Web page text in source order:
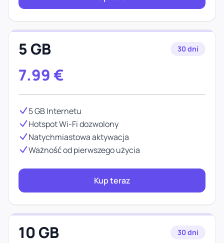
5 GB 30 dni
7.99 €
5 GB Internetu
Hotspot Wi-Fi dozwolony
Natychmiastowa aktywacja
Ważność od pierwszego użycia
Kup teraz
10 GB 30 dni